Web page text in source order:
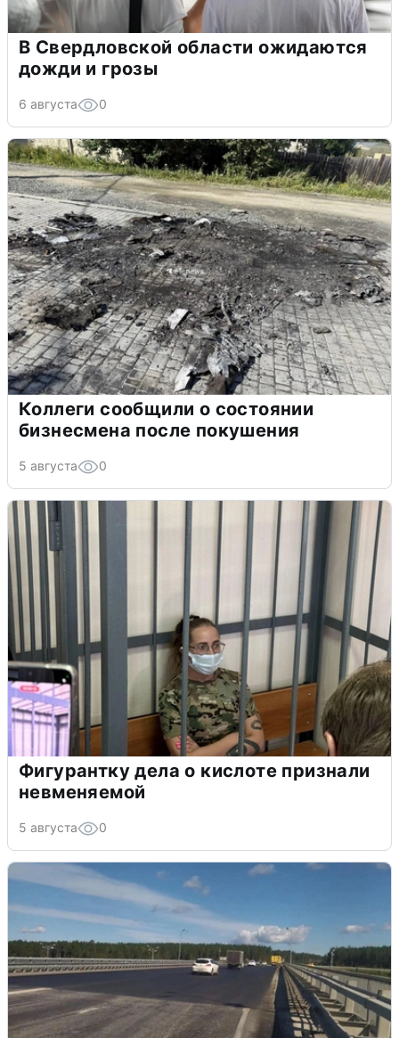
В Свердловской области ожидаются
дожди и грозы
6 августа 0
Коллеги сообщили о состоянии
бизнесмена после покушения
5 августа 0
Фигурантку дела о кислоте признали
невменяемой
5 августа 0